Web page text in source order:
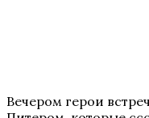
Вечером герои